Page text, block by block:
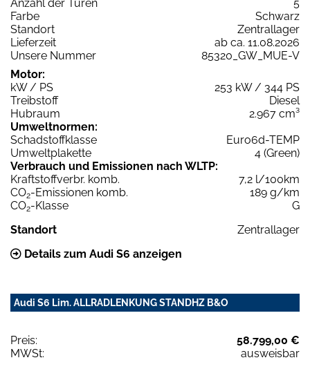
Anzahl der Türen
5
Farbe
Schwarz
Standort
Zentrallager
Lieferzeit
ab ca. 11.08.2026
Unsere Nummer
85320_GW_MUE-V
Motor:
kW / PS
253 kW / 344 PS
Treibstoff
Diesel
Hubraum
2.967 cm³
Umweltnormen:
Schadstoffklasse
Euro6d-TEMP
Umweltplakette
4 (Green)
Verbrauch und Emissionen nach WLTP:
Kraftstoffverbr. komb.
7,2 l/100km
CO2-Emissionen komb.
189 g/km
CO2-Klasse
G
Standort
Zentrallager
Details zum Audi S6 anzeigen
Audi S6 Lim. ALLRADLENKUNG STANDHZ B&O
Preis:
58.799,00 €
MWSt:
ausweisbar